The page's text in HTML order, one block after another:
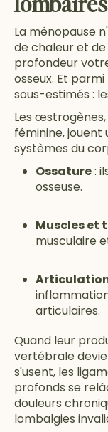
La ménopause
de chaleur et
profondeur
osseux. Et parmi
sous-estimés :
Les
féminine,
systèmes du
Ossature:
osseuse.
Muscles et
musculaire
articulaires.
Quand leur
vertébrale
s'usent, les
profonds se
douleurs
lombalgies